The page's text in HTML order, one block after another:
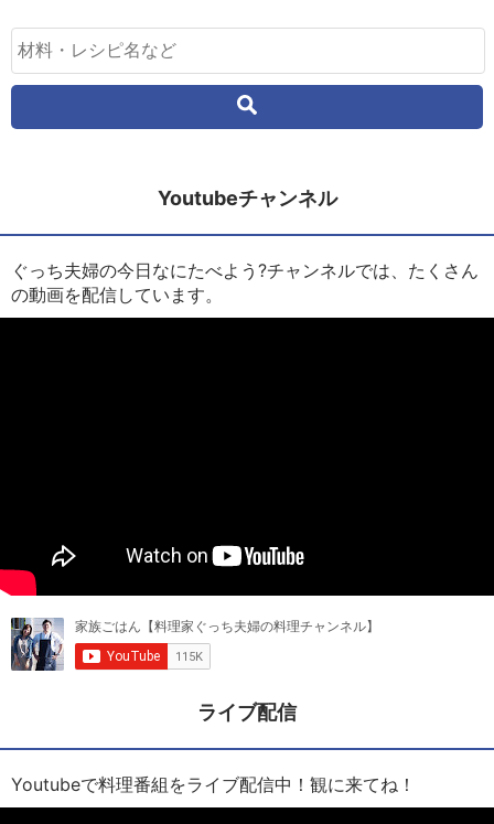
Youtubeチャンネル
ぐっち夫婦の今日なにたべよう?チャンネルでは、たくさん
の動画を配信しています。
ライブ配信
Youtubeで料理番組をライブ配信中！観に来てね！